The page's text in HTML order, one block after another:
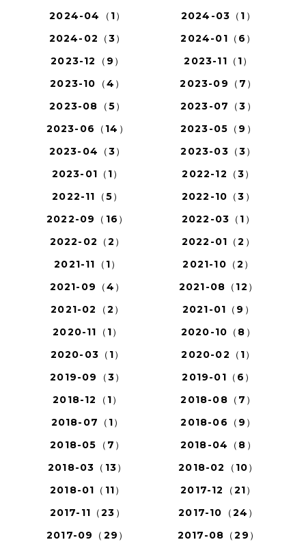
2024-04（1）
2024-03（1）
2024-02（3）
2024-01（6）
2023-12（9）
2023-11（1）
2023-10（4）
2023-09（7）
2023-08（5）
2023-07（3）
2023-06（14）
2023-05（9）
2023-04（3）
2023-03（3）
2023-01（1）
2022-12（3）
2022-11（5）
2022-10（3）
2022-09（16）
2022-03（1）
2022-02（2）
2022-01（2）
2021-11（1）
2021-10（2）
2021-09（4）
2021-08（12）
2021-02（2）
2021-01（9）
2020-11（1）
2020-10（8）
2020-03（1）
2020-02（1）
2019-09（3）
2019-01（6）
2018-12（1）
2018-08（7）
2018-07（1）
2018-06（9）
2018-05（7）
2018-04（8）
2018-03（13）
2018-02（10）
2018-01（11）
2017-12（21）
2017-11（23）
2017-10（24）
2017-09（29）
2017-08（29）